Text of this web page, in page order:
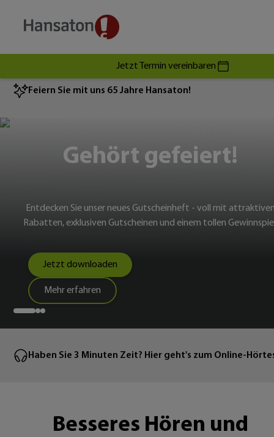
Jetzt Termin vereinbaren
Feiern Sie mit uns 65 Jahre Hansaton!
Gehört gefeiert!
Entdecken Sie unser neues Gutscheinheft - voll mit
Rabatten, exklusiven Gutscheinen und einem tollen
Jetzt downloaden
Mehr erfahren
Haben Sie 3 Minuten Zeit? Hier geht's zum Online-
Besseres Hören und